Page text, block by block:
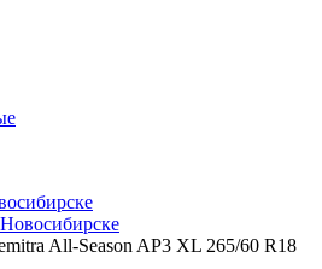
All-Season AP3 XL 265/60 R18